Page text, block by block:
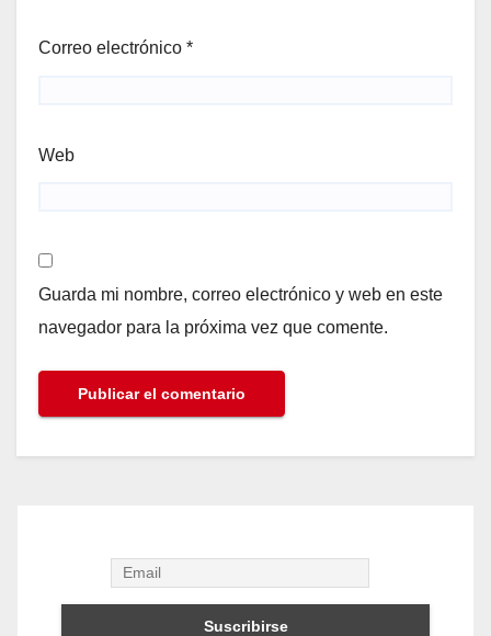
Correo electrónico *
Web
Guarda mi nombre, correo electrónico y web en este
navegador para la próxima vez que comente.